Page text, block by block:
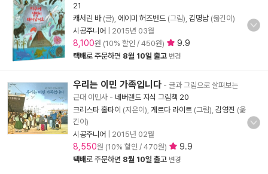
21
캐서린 바(글), 에이미 허즈번드 (그림), 김명남 (옮긴이)
시공주니어
2015년 03월
8,100원 (10% 할인 / 450원) 9.9
택배로 주문하면 8월 10일 출고 변경
우리는 이민 가족입니다 - 글과 그림으로 살펴보는
근대 이민사 - 네버랜드 지식 그림책 20
크리스타 홀타이 (지은이), 게르다 라이트 (그림), 김영진 (옮
긴이)
시공주니어
2015년 02월
8,550원 (10% 할인 / 470원) 9.9
택배로 주문하면 8월 10일 출고 변경